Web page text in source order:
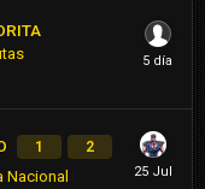
1 2
Nacional